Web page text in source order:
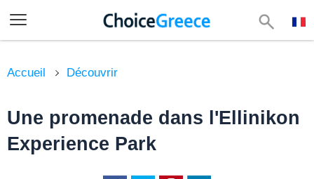
Accueil Découvrir
Une promenade dans l'Ellinikon
Experience Park